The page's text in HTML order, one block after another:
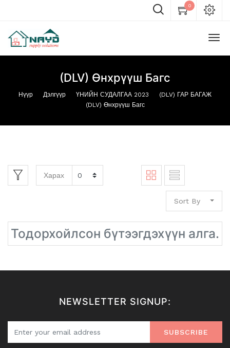
0
(DLV) Өнхрүүш Багс
Нүүр Дэлгүүр ҮНИЙН СУДАЛГАА 2023
(DLV) ГАР БАГАЖ
(DLV) Өнхрүүш Багс
Харах
Sort By
Тодорхойлсон бүтээгдэхүүн алга.
NEWSLETTER SIGNUP:
SUBSCRIBE